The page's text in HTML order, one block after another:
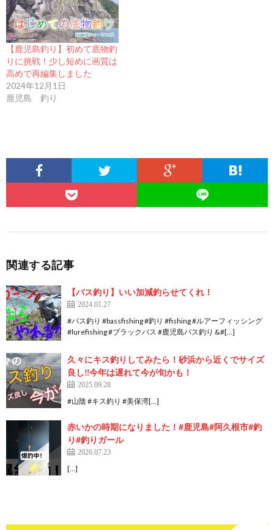
【鹿児島釣り】初めて底物釣
りに挑戦！少し短めに画質は
高めで再編集しました
2024年12月1日
鹿児島 釣り
関連する記事
【バス釣り】いい加減釣らせてくれ！
2024.01.27
#バス釣り #bassfishing #釣り #fishing #ルアーフィッシング
#lurefishing #ブラックバス #鹿児島バス釣り &#[…]
久々にキス釣りしてみたら！砂浜から近くでサイズ
良し‼️今年は遅れて今が旬かも！
2025.09.28
#山陰 #キス釣り #美保湾[…]
赤いかの時期になりました！#鹿児島#阿久根市#釣
り#釣りガール
2026.07.23
[…]